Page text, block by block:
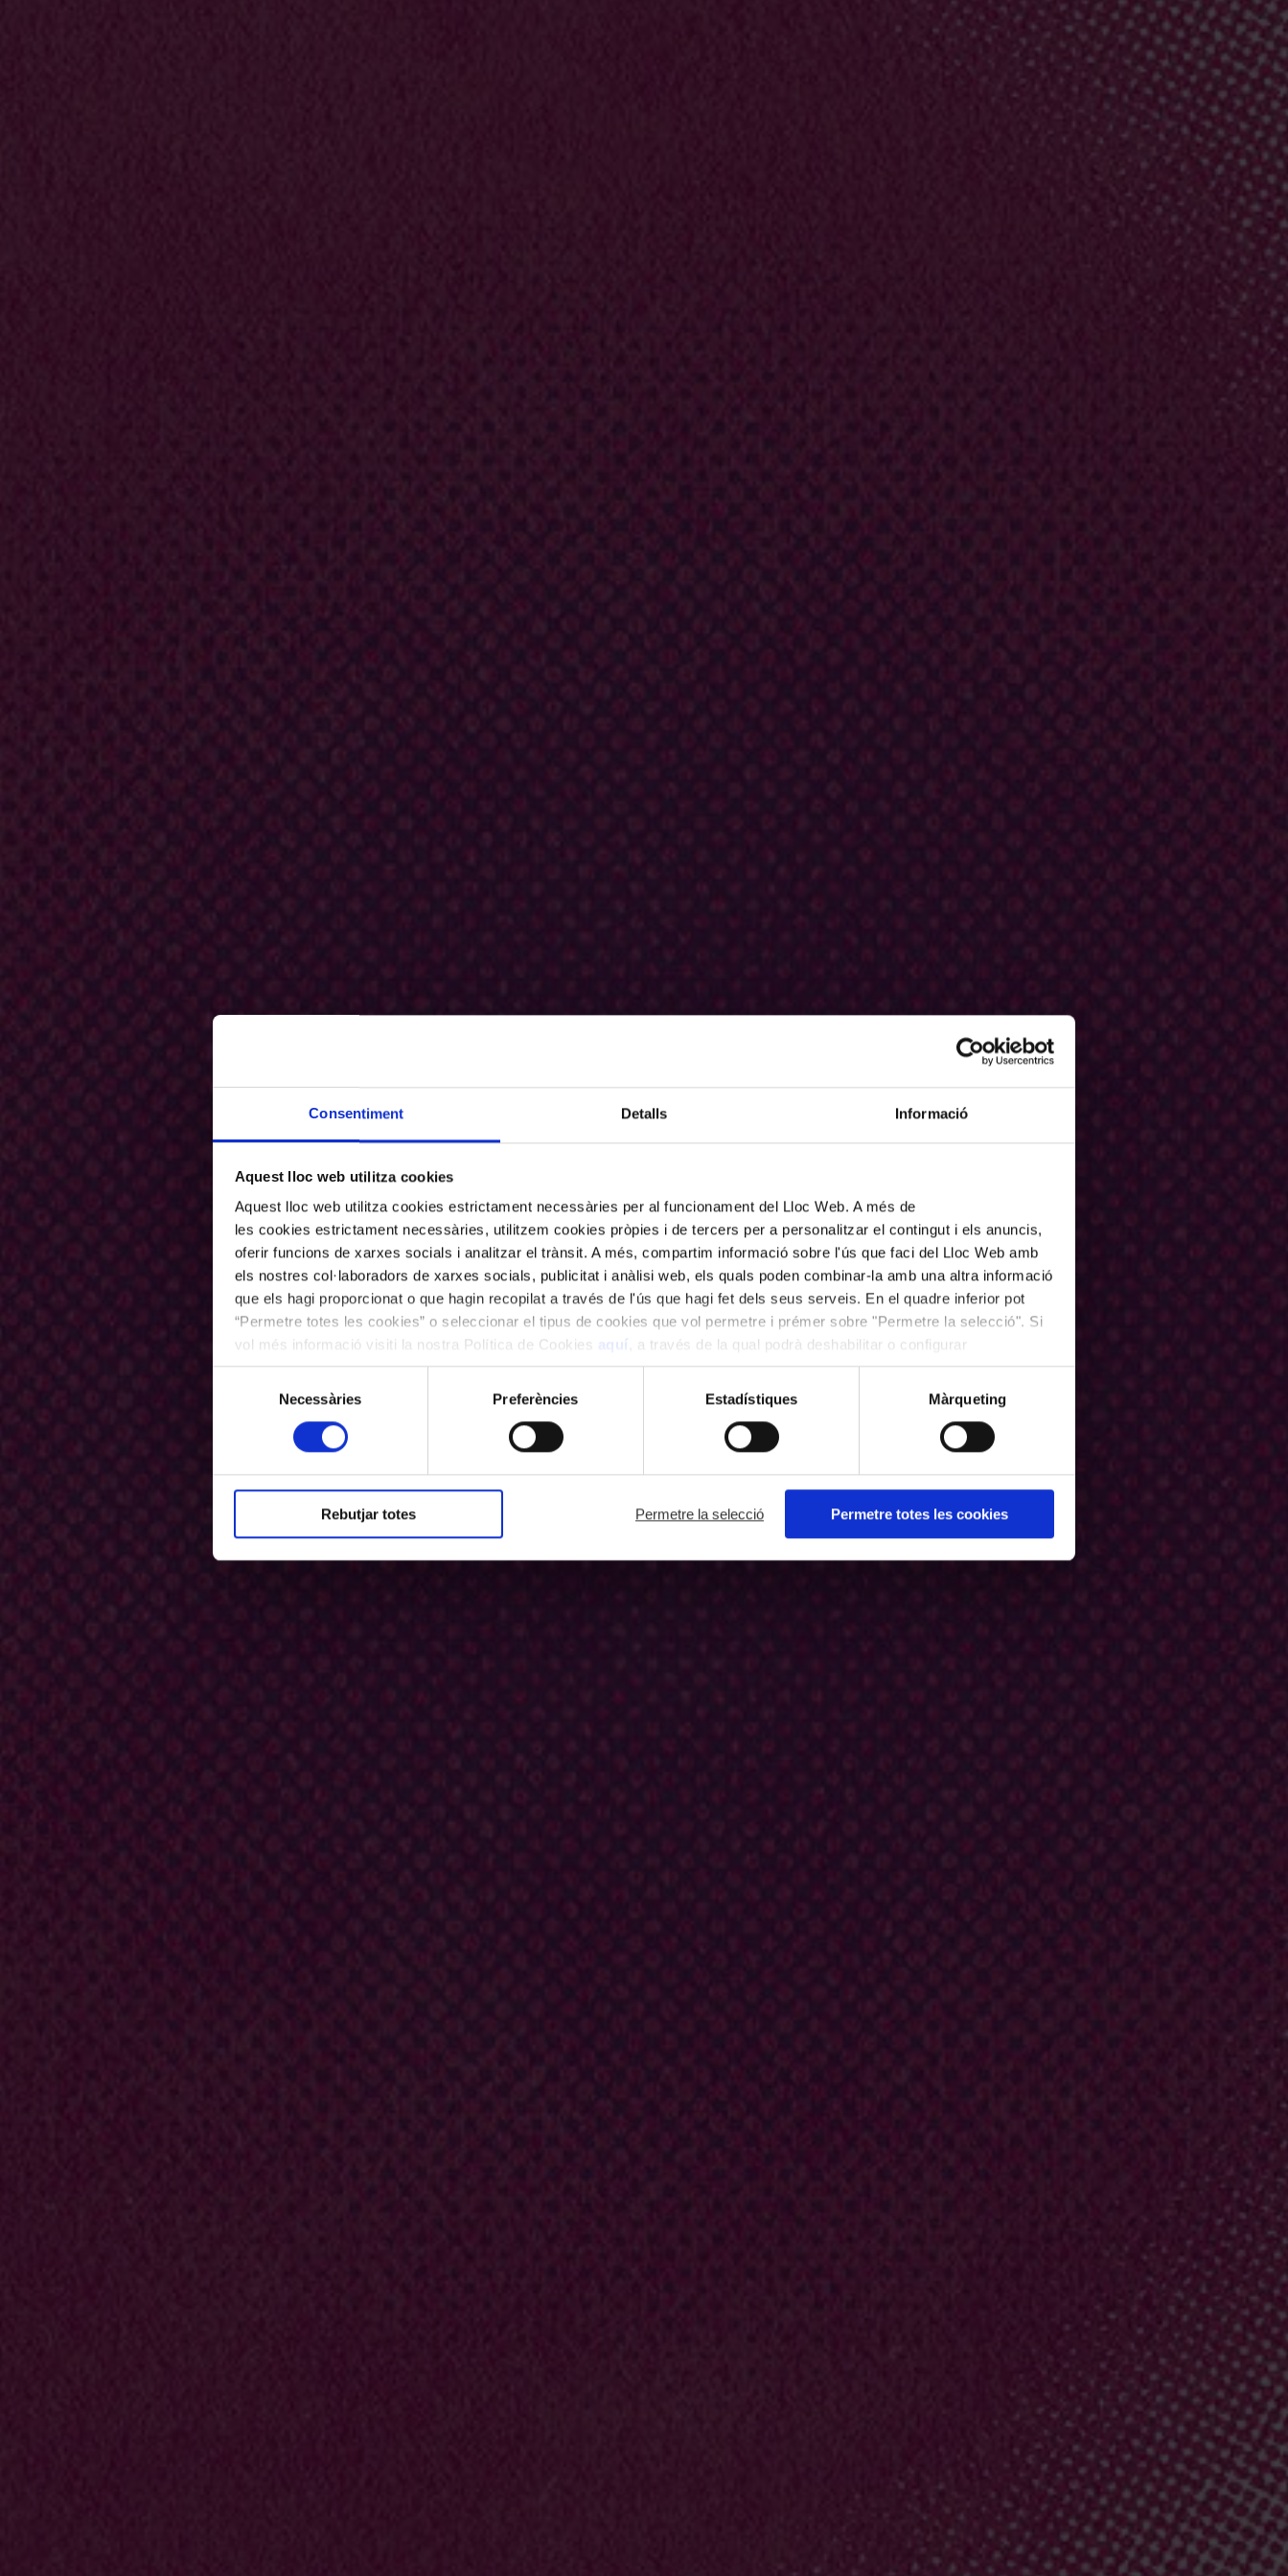
Consentiment Detalls Informació
Aquest lloc web utilitza cookies
Aquest lloc web utilitza cookies estrictament necessàries per al funcionament del Lloc Web. A més de
les cookies estrictament necessàries, utilitzem cookies pròpies i de tercers per a personalitzar el contingut i els anuncis,
oferir funcions de xarxes socials i analitzar el trànsit. A més, compartim informació sobre l'ús que faci del Lloc Web amb
els nostres col·laboradors de xarxes socials, publicitat i anàlisi web, els quals poden combinar-la amb una altra informació
que els hagi proporcionat o que hagin recopilat a través de l'ús que hagi fet dels seus serveis. En el quadre inferior pot
“Permetre totes les cookies” o seleccionar el tipus de cookies que vol permetre i prémer sobre "Permetre la selecció". Si
vol més informació visiti la nostra Política de Cookies aquí
, a través de la qual podrà deshabilitar o configurar
les cookies en qualsevol moment.
consentiment
Necessàries Preferències Estadístiques Màrqueting
Rebutjar totes Permetre la selecció Permetre totes les cookies